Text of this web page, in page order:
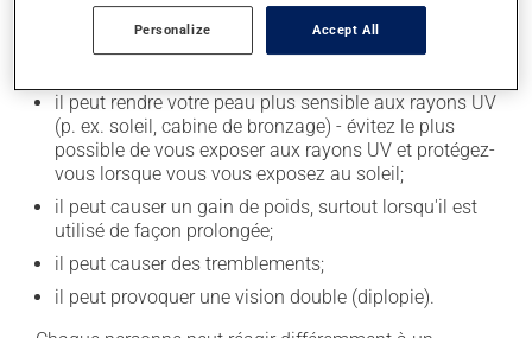
- levez-vous lentement et soyez prudent avant de
prendre le volant;
il peut rendre votre peau plus sensible aux rayons UV
(p. ex. soleil, cabine de bronzage) - évitez le plus
possible de vous exposer aux rayons UV et protégez-
vous lorsque vous vous exposez au soleil;
il peut causer un gain de poids, surtout lorsqu'il est
utilisé de façon prolongée;
il peut causer des tremblements;
il peut provoquer une vision double (diplopie).
Personalize Accept All